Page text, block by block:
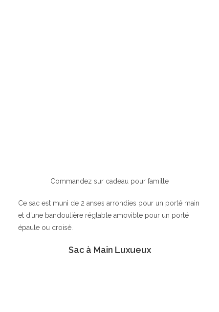
Commandez sur cadeau pour famille
Ce sac est muni de 2 anses arrondies pour un porté main
et d’une bandoulière réglable amovible pour un porté
épaule ou croisé.
Sac à Main Luxueux